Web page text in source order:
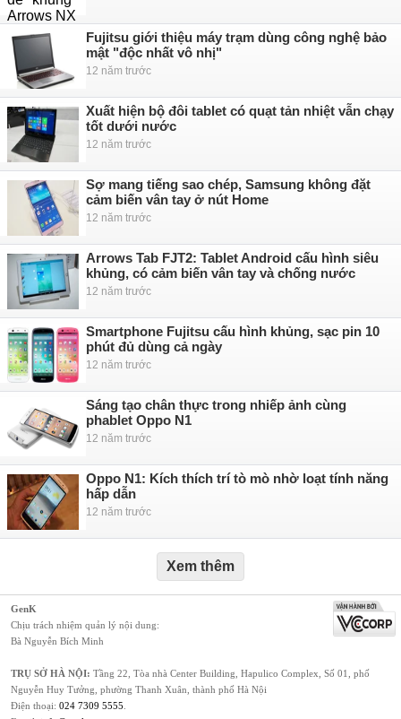
Fujitsu giới thiệu máy trạm dùng công nghệ bảo
mật "độc nhất vô nhị"
12 năm trước
Xuất hiện bộ đôi tablet có quạt tản nhiệt vẫn chạy
tốt dưới nước
12 năm trước
Sợ mang tiếng sao chép, Samsung không đặt
cảm biến vân tay ở nút Home
12 năm trước
Arrows Tab FJT2: Tablet Android cấu hình siêu
khủng, có cảm biến vân tay và chống nước
12 năm trước
Smartphone Fujitsu cấu hình khủng, sạc pin 10
phút đủ dùng cả ngày
12 năm trước
Sáng tạo chân thực trong nhiếp ảnh cùng
phablet Oppo N1
12 năm trước
Oppo N1: Kích thích trí tò mò nhờ loạt tính năng
hấp dẫn
12 năm trước
Xem thêm
GenK
Chịu trách nhiệm quản lý nội dung:
Bà Nguyễn Bích Minh
TRỤ SỞ HÀ NỘI: Tầng 22, Tòa nhà Center Building, Hapulico Complex, Số 01, phố
Nguyễn Huy Tưởng, phường Thanh Xuân, thành phố Hà Nội
Điện thoại: 024 7309 5555